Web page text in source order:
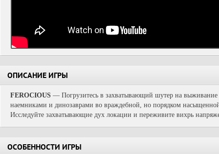
ОПИСАНИЕ ИГРЫ
FEROCIOUS — Погрузитесь в захватывающий шутер на выживание
наемниками и динозаврами во враждебной, но порядком насыщенной
Исследуйте захватывающие дух локации и переживите вихрь
ОСОБЕННОСТИ ИГРЫ